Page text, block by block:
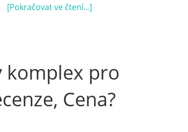
[Pokračovat ve čtení...]
komplex pro
Cena?